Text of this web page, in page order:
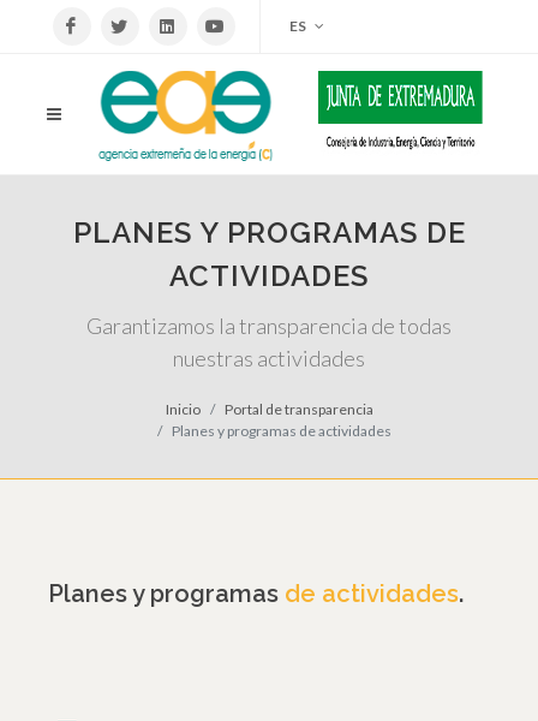
ES
PLANES Y PROGRAMAS DE
ACTIVIDADES
Garantizamos la transparencia de todas
nuestras actividades
Inicio
Portal de transparencia
Planes y programas de actividades
Planes y programas de actividades.